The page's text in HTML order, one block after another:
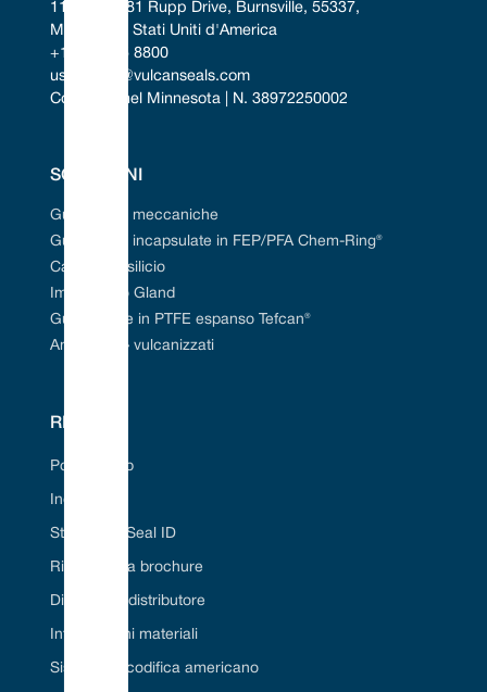
11401-11481 Rupp Drive, Burnsville, 55337,
Minnesota, Stati Uniti d'America
+1 952 955 8800
uscontact@vulcanseals.com
Costituita nel Minnesota | N. 38972250002
SOLUZIONI
Guarnizioni meccaniche
Guarnizioni incapsulate in FEP/PFA Chem-Ring®
Carburo di silicio
Imballaggio Gland
Guarnizione in PTFE espanso Tefcan®
Anelli a «O» vulcanizzati
RISORSE
Portale Web
Industrie
Strumento Seal ID
Richiedi una brochure
Diventa un distributore
Informazioni materiali
Sistema di codifica americano